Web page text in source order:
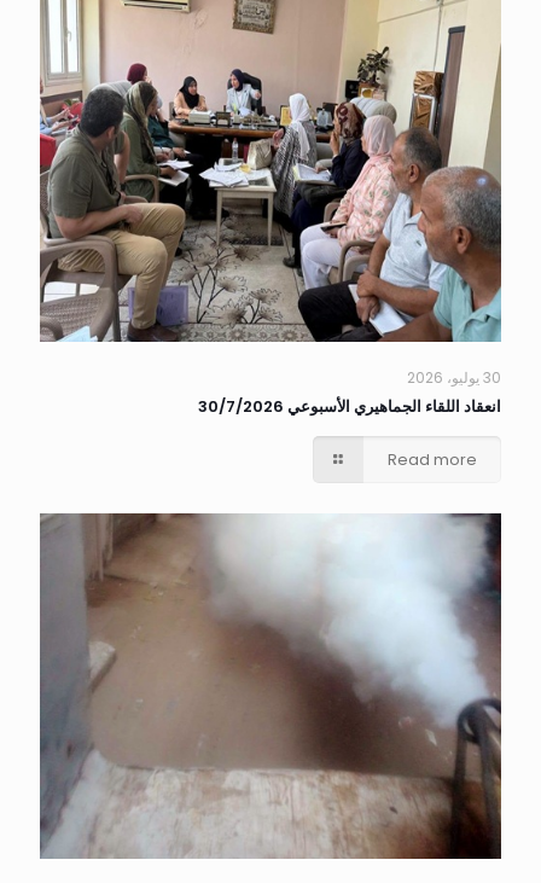
30 يوليو، 2026
انعقاد اللقاء الجماهيري الأسبوعي 30/7/2026
Read more